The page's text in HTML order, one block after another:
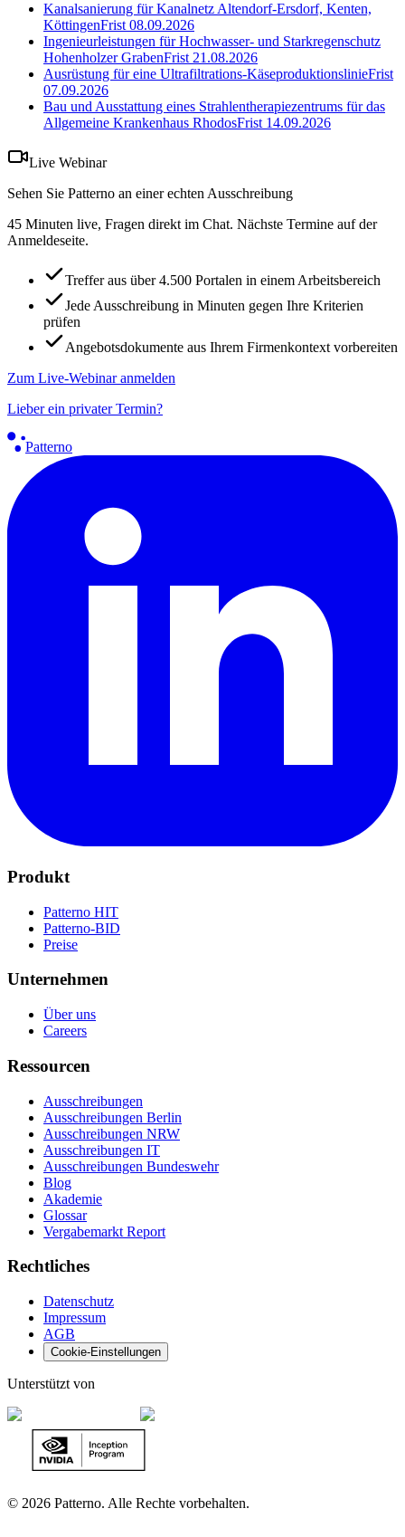
Kanalsanierung für Kanalnetz Altendorf-Ersdorf, Kenten,
KöttingenFrist 08.09.2026
Ingenieurleistungen für Hochwasser- und Starkregenschutz
Hohenholzer GrabenFrist 21.08.2026
Ausrüstung für eine Ultrafiltrations-KäseproduktionslinieFrist
07.09.2026
Bau und Ausstattung eines Strahlentherapiezentrums für das
Allgemeine Krankenhaus RhodosFrist 14.09.2026
Live Webinar
Sehen Sie Patterno an einer echten Ausschreibung
45 Minuten live, Fragen direkt im Chat. Nächste Termine auf der
Anmeldeseite.
Treffer aus über 4.500 Portalen in einem Arbeitsbereich
Jede Ausschreibung in Minuten gegen Ihre Kriterien
prüfen
Angebotsdokumente aus Ihrem Firmenkontext vorbereiten
Zum Live-Webinar anmelden
Lieber ein privater Termin?
Patterno
Produkt
Patterno HIT
Patterno-BID
Preise
Unternehmen
Über uns
Careers
Ressourcen
Ausschreibungen
Ausschreibungen Berlin
Ausschreibungen NRW
Ausschreibungen IT
Ausschreibungen Bundeswehr
Blog
Akademie
Glossar
Vergabemarkt Report
Rechtliches
Datenschutz
Impressum
AGB
Cookie-Einstellungen
Unterstützt von
© 2026 Patterno. Alle Rechte vorbehalten.